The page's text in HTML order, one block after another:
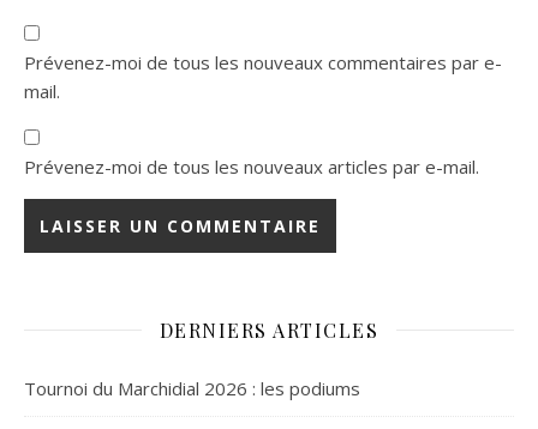
Prévenez-moi de tous les nouveaux commentaires par e-
mail.
Prévenez-moi de tous les nouveaux articles par e-mail.
DERNIERS ARTICLES
Tournoi du Marchidial 2026 : les podiums